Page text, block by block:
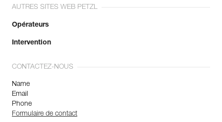
AUTRES SITES WEB PETZL
Opérateurs
Intervention
CONTACTEZ-NOUS
Name
Email
Phone
Formulaire de contact